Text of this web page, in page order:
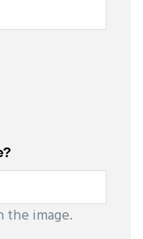
the image.